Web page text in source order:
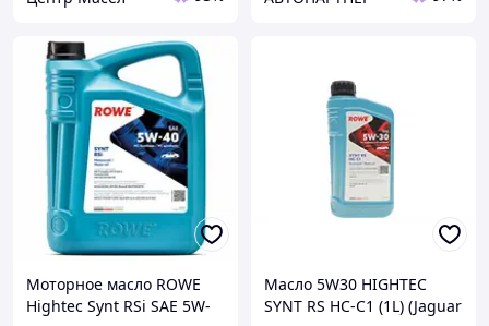
Моторное масло ROWE
Hightec Synt RSi SAE 5W-
Масло 5W30 HIGHTEC
SYNT RS HC-C1 (1L) (Jaguar